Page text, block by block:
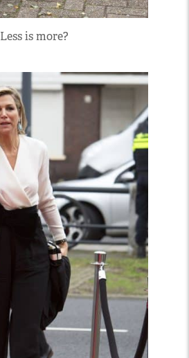
Less is more?